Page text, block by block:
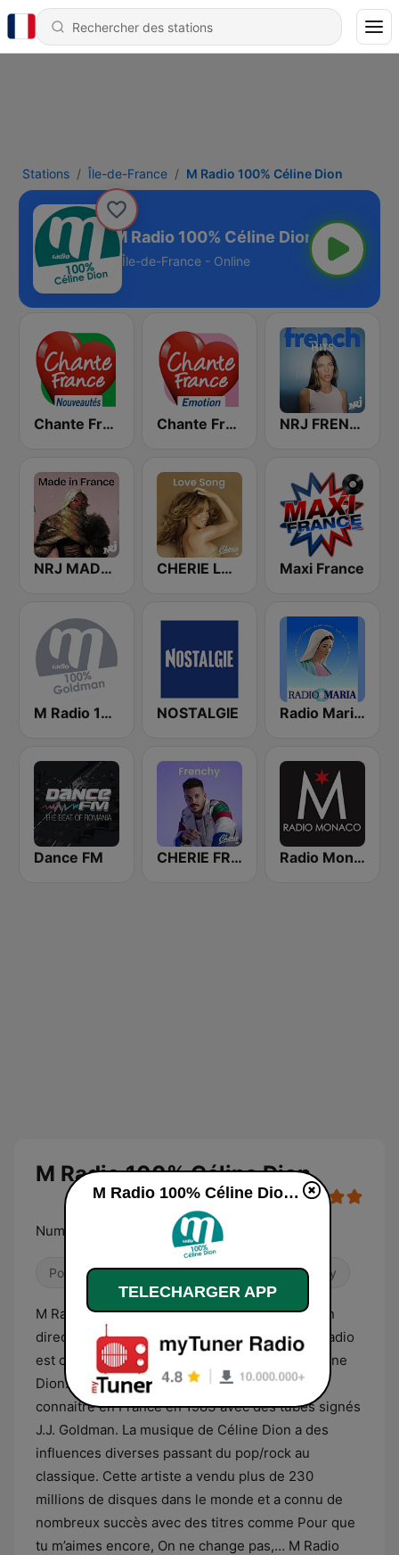
Stations Île-de-France M Radio 100% Céline Dion
M Radio 100% Céline Dion
Île-de-France - Online
Chante France Nouveautés Chante France Emotion NRJ FRENCH HITS
NRJ MADE IN FRANCE CHERIE LOVE SONGS Maxi France
M Radio 100% Goldman NOSTALGIE Radio Maria France
Dance FM CHERIE FRENCHY Radio Monaco
M Radio 100% Céline Dion
Numéro 1 sur la chanson française
Pop / Top 40 Variété Adult Contemporary
M Radio - 100% Céline Radio - Vous écoutez en
direct M Radio - 100% Céline Dion. Cette webradio
est composée des succès de la chanteuse Céline
Dion. Artiste canadienne, Céline Dion se fait
connaitre en France en 1983 avec des tubes signés
J.J. Goldman. La musique de Céline Dion a des
influences diverses passant du pop/rock au
classique. Cette artiste a vendu plus de 230
millions de disques dans le monde et a connu de
nombreux succès avec des titres comme Pour que
tu m’aimes encore, On ne change pas,… M Radio
M Radio 100% Céline Dion en ligne
TELECHARGER APP